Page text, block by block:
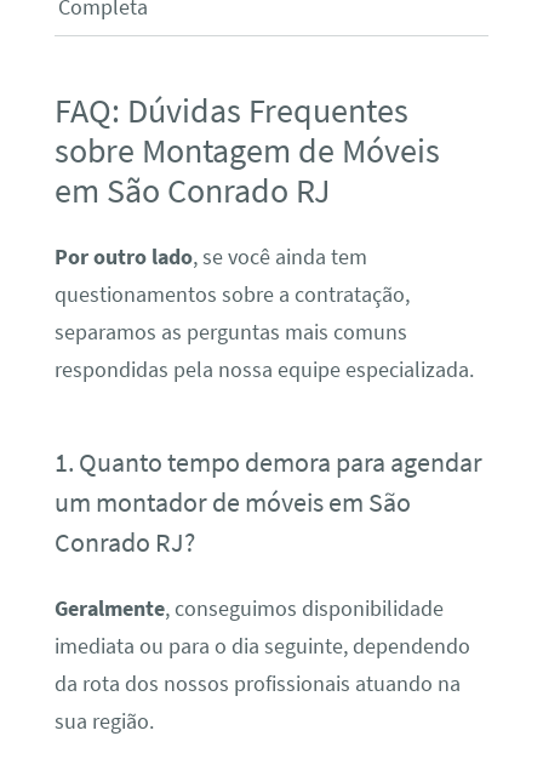
Completa
FAQ: Dúvidas Frequentes
sobre Montagem de Móveis
em São Conrado RJ
Por outro lado, se você ainda tem
questionamentos sobre a contratação,
separamos as perguntas mais comuns
respondidas pela nossa equipe especializada.
1. Quanto tempo demora para agendar
um montador de móveis em São
Conrado RJ?
Geralmente, conseguimos disponibilidade
imediata ou para o dia seguinte, dependendo
da rota dos nossos profissionais atuando na
sua região.